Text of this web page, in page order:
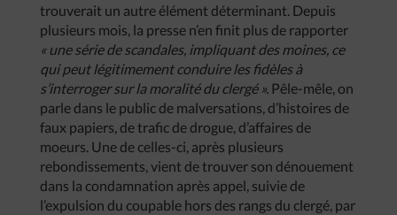
trouverait un autre élément déterminant. Depuis
plusieurs mois, la presse n’en finit plus de rapporter
« une série de scandales, impliquant des moines, ce
qui peut légitimement conduire les fidèles à
s’interroger sur la moralité du clergé ». Pêle-mêle, on
parle dans le public de malversations, d’histoires de
faux papiers, de trafic de drogue, d’affaires de
moeurs. Une de celles-ci, après plusieurs
rebondissements, vient de trouver son dénouement
dans la condamnation après appel, suivie de
l’expulsion du coupable hors des rangs du clergé, par